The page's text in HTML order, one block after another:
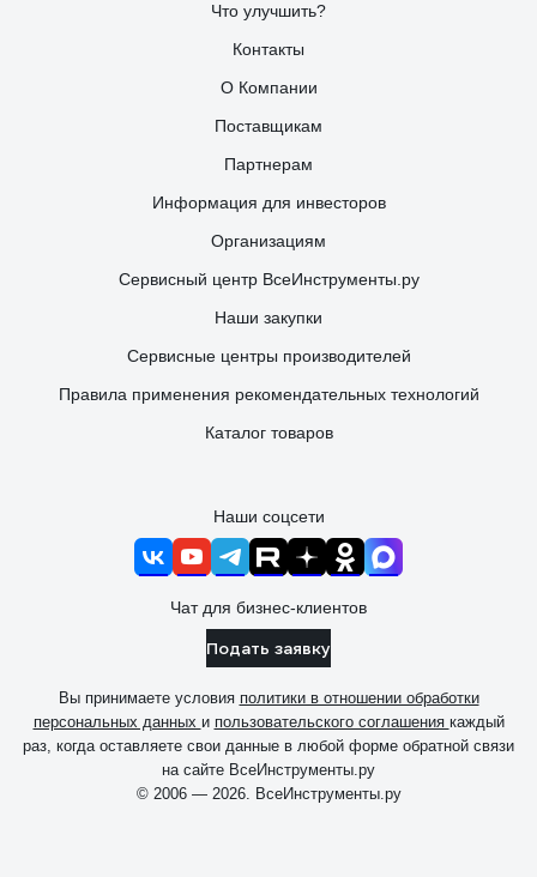
Что улучшить?
Контакты
О Компании
Поставщикам
Партнерам
Информация для инвесторов
Организациям
Сервисный центр ВсеИнструменты.ру
Наши закупки
Сервисные центры производителей
Правила применения рекомендательных технологий
Каталог товаров
Наши соцсети
Чат для бизнес-клиентов
Подать заявку
Вы принимаете условия политики в отношении обработки
персональных данных и пользовательского соглашения каждый
раз, когда оставляете свои данные в любой форме обратной связи
на сайте ВсеИнструменты.ру
© 2006 — 2026. ВсеИнструменты.ру